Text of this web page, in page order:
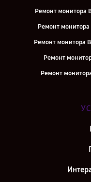
Ремонт монитора
Ремонт монитора
Ремонт монитора
Ремонт
Ремонт
Ремонт
Ремонт монитора